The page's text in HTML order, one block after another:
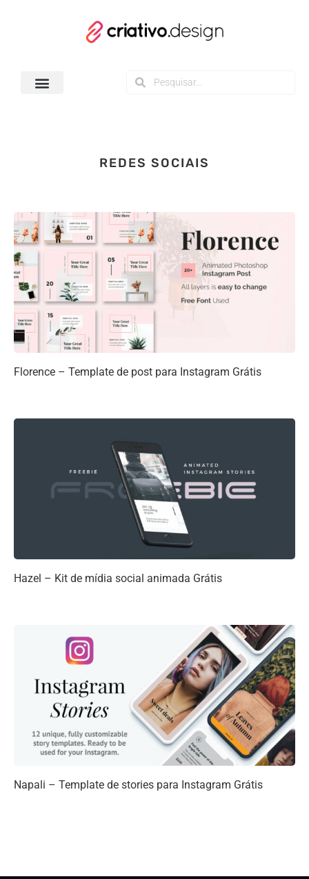
REDES SOCIAIS
Florence – Template de post para Instagram Grátis
Hazel – Kit de mídia social animada Grátis
Napali – Template de stories para Instagram Grátis